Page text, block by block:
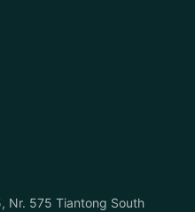
Nr. 575 Tiantong South